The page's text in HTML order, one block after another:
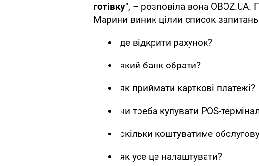
готівку", – розповіла вона OBOZ.UA.
Марини виник цілий список
де відкрити рахунок?
який банк обрати?
як приймати карткові платежі?
чи треба купувати POS-
скільки коштуватиме
як усе це налаштувати?